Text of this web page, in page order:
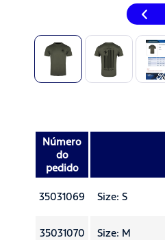
Número
do
pedido
35031069 Size: S
35031070 Size: M